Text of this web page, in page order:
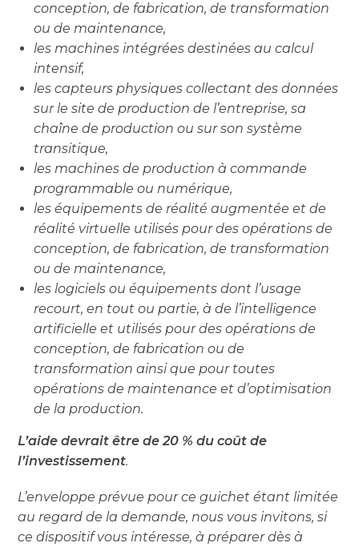
conception, de fabrication, de transformation
ou de maintenance,
les machines intégrées destinées au calcul
intensif,
les capteurs physiques collectant des données
sur le site de production de l’entreprise, sa
chaîne de production ou sur son système
transitique,
les machines de production à commande
programmable ou numérique,
les équipements de réalité augmentée et de
réalité virtuelle utilisés pour des opérations de
conception, de fabrication, de transformation
ou de maintenance,
les logiciels ou équipements dont l’usage
recourt, en tout ou partie, à de l’intelligence
artificielle et utilisés pour des opérations de
conception, de fabrication ou de
transformation ainsi que pour toutes
opérations de maintenance et d’optimisation
de la production.
L’aide devrait être de 20 % du coût de
l’investissement.
L’enveloppe prévue pour ce guichet étant limitée
au regard de la demande, nous vous invitons, si
ce dispositif vous intéresse, à préparer dès à